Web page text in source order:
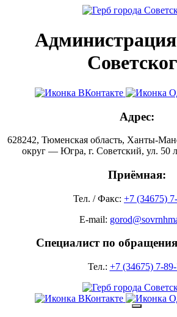
Администрация
Адрес:
628242, Тюменская область, Ханты-
округ — Югра, г. Советский, ул. 50
Приёмная:
Тел. / Факс: +7 (34675)
E-mail:
Специалист по
Тел.: +7 (34675) 7-